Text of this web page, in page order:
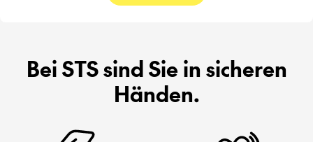
Bei STS sind Sie in sicheren
Händen.